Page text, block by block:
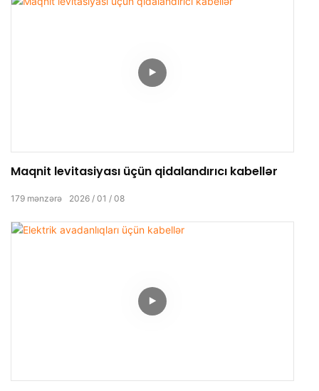
Maqnit levitasiyası üçün qidalandırıcı kabellər
2026 01 08
179 mənzərə